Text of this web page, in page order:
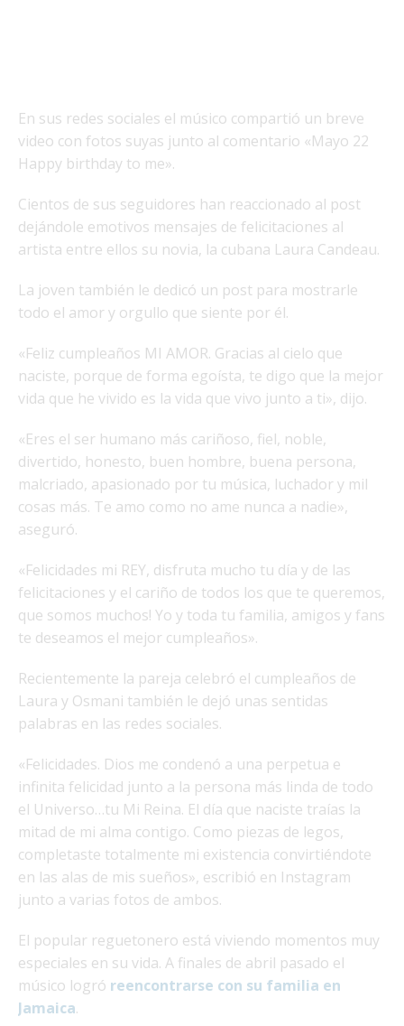
En sus redes sociales el músico compartió un breve
video con fotos suyas junto al comentario «Mayo 22
Happy birthday to me».
Cientos de sus seguidores han reaccionado al post
dejándole emotivos mensajes de felicitaciones al
artista entre ellos su novia, la cubana Laura Candeau.
La joven también le dedicó un post para mostrarle
todo el amor y orgullo que siente por él.
«Feliz cumpleaños MI AMOR. Gracias al cielo que
naciste, porque de forma egoísta, te digo que la mejor
vida que he vivido es la vida que vivo junto a ti», dijo.
«Eres el ser humano más cariñoso, fiel, noble,
divertido, honesto, buen hombre, buena persona,
malcriado, apasionado por tu música, luchador y mil
cosas más. Te amo como no ame nunca a nadie»,
aseguró.
«Felicidades mi REY, disfruta mucho tu día y de las
felicitaciones y el cariño de todos los que te queremos,
que somos muchos! Yo y toda tu familia, amigos y fans
te deseamos el mejor cumpleaños».
Recientemente la pareja celebró el cumpleaños de
Laura y Osmani también le dejó unas sentidas
palabras en las redes sociales.
«Felicidades. Dios me condenó a una perpetua e
infinita felicidad junto a la persona más linda de todo
el Universo…tu Mi Reina. El día que naciste traías la
mitad de mi alma contigo. Como piezas de legos,
completaste totalmente mi existencia convirtiéndote
en las alas de mis sueños», escribió en Instagram
junto a varias fotos de ambos.
El popular reguetonero está viviendo momentos muy
especiales en su vida. A finales de abril pasado el
músico logró reencontrarse con su familia en
Jamaica.